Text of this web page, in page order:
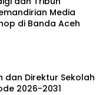
Media
di Banda Aceh
dan Direktur Sekolah
2026-2031